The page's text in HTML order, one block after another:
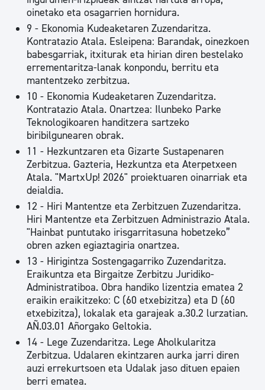
oinetako eta osagarrien hornidura.
9 - Ekonomia Kudeaketaren Zuzendaritza.
Kontratazio Atala. Esleipena: Barandak, oinezkoen
babesgarriak, itxiturak eta hirian diren bestelako
errementaritza-lanak konpondu, berritu eta
mantentzeko zerbitzua.
10 - Ekonomia Kudeaketaren Zuzendaritza.
Kontratazio Atala. Onartzea: Ilunbeko Parke
Teknologikoaren handitzera sartzeko
biribilgunearen obrak.
11 - Hezkuntzaren eta Gizarte Sustapenaren
Zerbitzua. Gazteria, Hezkuntza eta Aterpetxeen
Atala. "MartxUp! 2026" proiektuaren oinarriak eta
deialdia.
12 - Hiri Mantentze eta Zerbitzuen Zuzendaritza.
Hiri Mantentze eta Zerbitzuen Administrazio Atala.
"Hainbat puntutako irisgarritasuna hobetzeko”
obren azken egiaztagiria onartzea.
13 - Hirigintza Sostengagarriko Zuzendaritza.
Eraikuntza eta Birgaitze Zerbitzu Juridiko-
Administratiboa. Obra handiko lizentzia ematea 2
eraikin eraikitzeko: C (60 etxebizitza) eta D (60
etxebizitza), lokalak eta garajeak a.30.2 lurzatian.
AÑ.03.01 Añorgako Geltokia.
14 - Lege Zuzendaritza. Lege Aholkularitza
Zerbitzua. Udalaren ekintzaren aurka jarri diren
auzi errekurtsoen eta Udalak jaso dituen epaien
berri ematea.